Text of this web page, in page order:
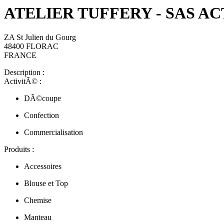
ATELIER TUFFERY - SAS
ZA St Julien du Gourg
48400 FLORAC
FRANCE
Description :
ActivitÃ© :
DÃ©coupe
Confection
Commercialisation
Produits :
Accessoires
Blouse et Top
Chemise
Manteau